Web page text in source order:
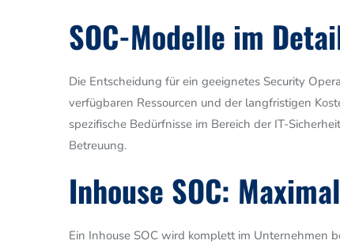
SOC-Modelle im
Die Entscheidung für ein geeignetes Security
verfügbaren Ressourcen und der langfristigen
spezifische Bedürfnisse im Bereich der IT-
Betreuung.
Inhouse SOC:
Ein Inhouse SOC wird komplett im Unternehmen